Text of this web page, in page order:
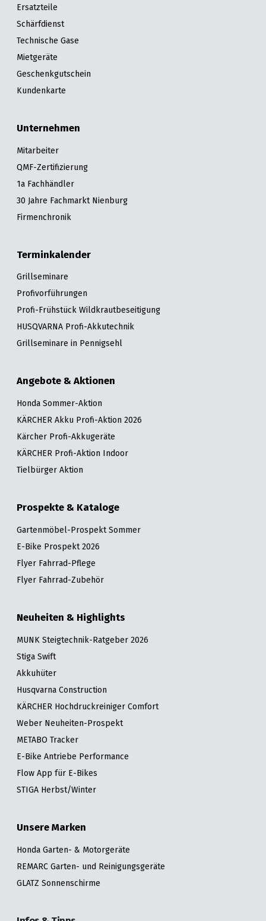
Ersatzteile
Schärfdienst
Technische Gase
Mietgeräte
Geschenkgutschein
Kundenkarte
Unternehmen
Mitarbeiter
QMF-Zertifizierung
1a Fachhändler
30 Jahre Fachmarkt Nienburg
Firmenchronik
Terminkalender
Grillseminare
Profivorführungen
Profi-Frühstück Wildkrautbeseitigung
HUSQVARNA Profi-Akkutechnik
Grillseminare in Pennigsehl
Angebote & Aktionen
Honda Sommer-Aktion
KÄRCHER Akku Profi-Aktion 2026
Kärcher Profi-Akkugeräte
KÄRCHER Profi-Aktion Indoor
Tielbürger Aktion
Prospekte & Kataloge
Gartenmöbel-Prospekt Sommer
E-Bike Prospekt 2026
Flyer Fahrrad-Pflege
Flyer Fahrrad-Zubehör
Neuheiten & Highlights
MUNK Steigtechnik-Ratgeber 2026
Stiga Swift
Akkuhüter
Husqvarna Construction
KÄRCHER Hochdruckreiniger Comfort
Weber Neuheiten-Prospekt
METABO Tracker
E-Bike Antriebe Performance
Flow App für E-Bikes
STIGA Herbst/Winter
Unsere Marken
Honda Garten- & Motorgeräte
REMARC Garten- und Reinigungsgeräte
GLATZ Sonnenschirme